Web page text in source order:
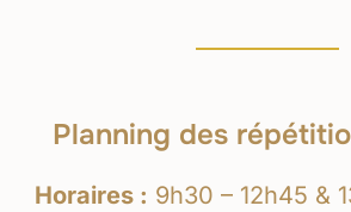
Planning des
Horaires : 9h30 – 12h45 &